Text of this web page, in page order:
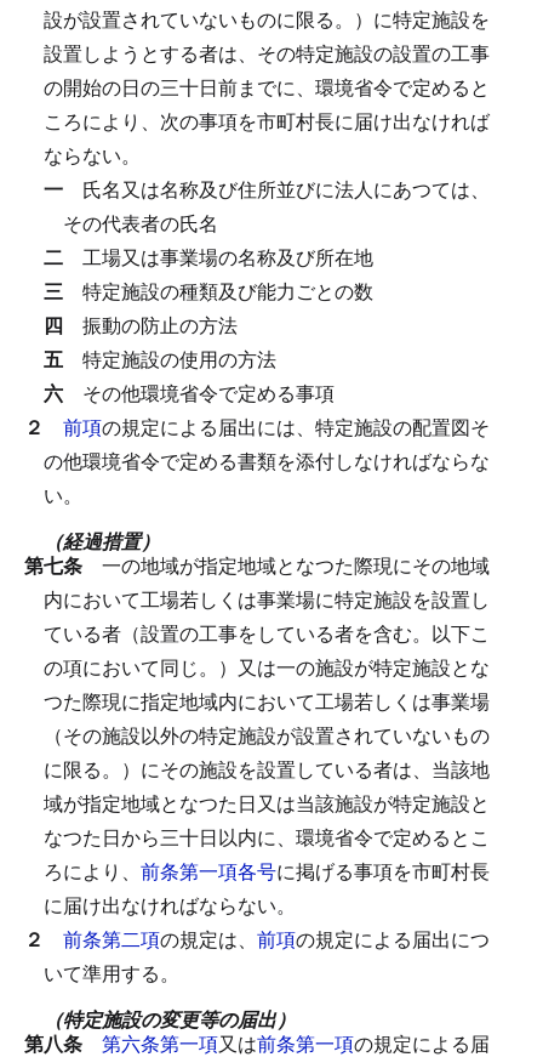
設が設置されていないものに限る。）に特定施設を
設置しようとする者は、その特定施設の設置の工事
の開始の日の三十日前までに、環境省令で定めると
ころにより、次の事項を市町村長に届け出なければ
ならない。
一 氏名又は名称及び住所並びに法人にあつては、
その代表者の氏名
二 工場又は事業場の名称及び所在地
三 特定施設の種類及び能力ごとの数
四 振動の防止の方法
五 特定施設の使用の方法
六 その他環境省令で定める事項
２ 前項の規定による届出には、特定施設の配置図そ
の他環境省令で定める書類を添付しなければならな
い。
（経過措置）
第七条 一の地域が指定地域となつた際現にその地域
内において工場若しくは事業場に特定施設を設置し
ている者（設置の工事をしている者を含む。以下こ
の項において同じ。）又は一の施設が特定施設とな
つた際現に指定地域内において工場若しくは事業場
（その施設以外の特定施設が設置されていないもの
に限る。）にその施設を設置している者は、当該地
域が指定地域となつた日又は当該施設が特定施設と
なつた日から三十日以内に、環境省令で定めるとこ
ろにより、 前条第一項各号に掲げる事項を市町村長
に届け出なければならない。
２ 前条第二項の規定は、 前項の規定による届出につ
いて準用する。
（特定施設の変更等の届出）
第八条 第六条第一項又は前条第一項の規定による届